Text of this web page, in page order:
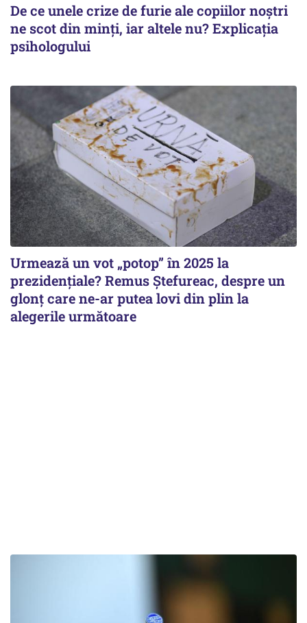
De ce unele crize de furie ale copiilor noștri
ne scot din minți, iar altele nu? Explicația
psihologului
Urmează un vot „potop” în 2025 la
prezidențiale? Remus Ștefureac, despre un
glonț care ne-ar putea lovi din plin la
alegerile următoare